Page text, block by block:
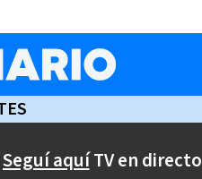
Seguí aquíTV en directo